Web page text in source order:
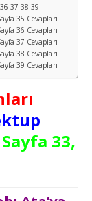
37-38-39
35 Cevapları
36 Cevapları
37 Cevapları
38 Cevapları
39 Cevapları
Sayfa 33,